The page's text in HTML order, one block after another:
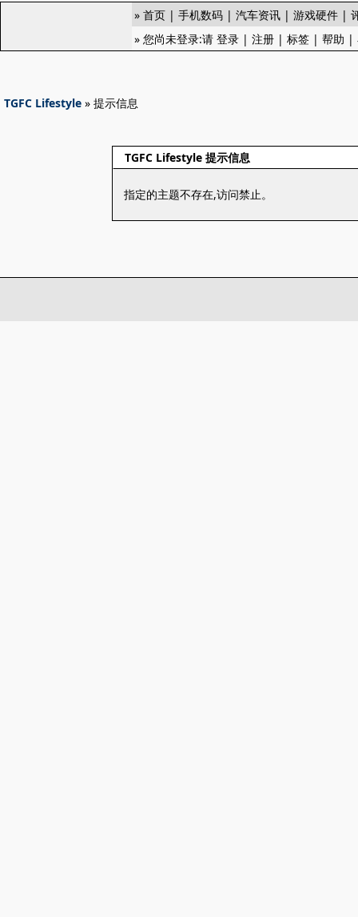
» 首页 | 手机数码 | 汽车资讯 | 游戏硬件 |
» 您尚未登录:请 登录 | 注册 | 标签 | 帮助 |
TGFC Lifestyle » 提示信息
TGFC Lifestyle 提示信息
指定的主题不存在,访问禁止。